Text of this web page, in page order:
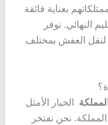
بعناية فائقة
النهائي. نوفر
لنقل العفش بمختلف
الخيار الأمثل
نحن نفتخر